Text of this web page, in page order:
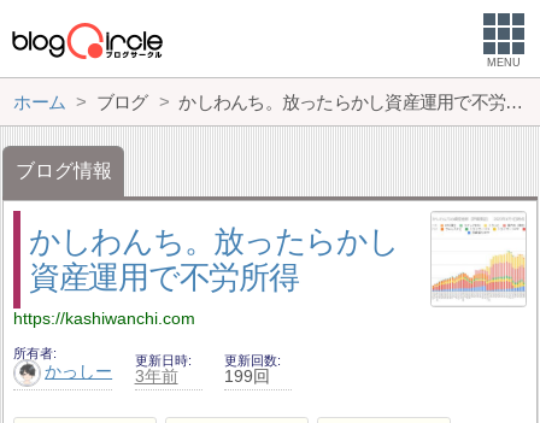
MENU
ホーム ブログ かしわんち。放ったらかし資産運用で不労所得
ブログ情報
かしわんち。放ったらかし
資産運用で不労所得
https://kashiwanchi.com
所有者
かっしー
更新日時
3年前
更新回数
199回